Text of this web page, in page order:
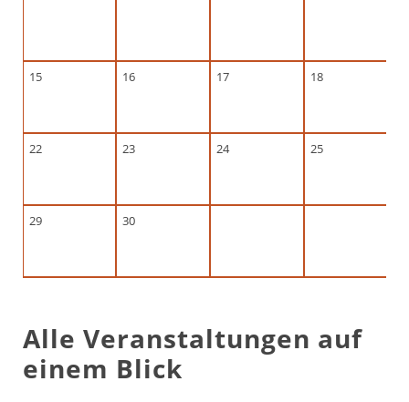
15 16 17 18
22 23 24 25
29 30
Alle Veranstaltungen auf
einem Blick